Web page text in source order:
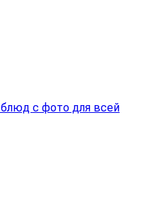
с фото для всей